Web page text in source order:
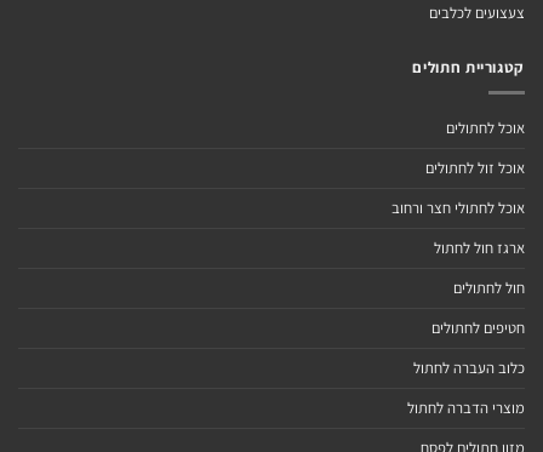
צעצועים לכלבים
קטגוריית חתולים
אוכל לחתולים
אוכל זול לחתולים
אוכל לחתולי חצר ורחוב
ארגז חול לחתול
חול לחתולים
חטיפים לחתולים
כלוב העברה לחתול
מוצרי הדברה לחתול